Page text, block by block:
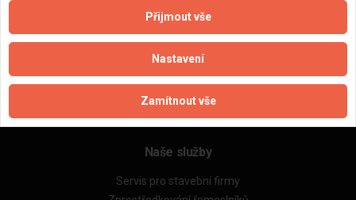
Zpracování a ochrana osobních údajů
Zásady pro používání souborů cookie
Obchodní podmínky (zprostředkování)
Naše služby
Servis pro stavební firmy
Přijmout vše
Nastavení
Zamítnout vše